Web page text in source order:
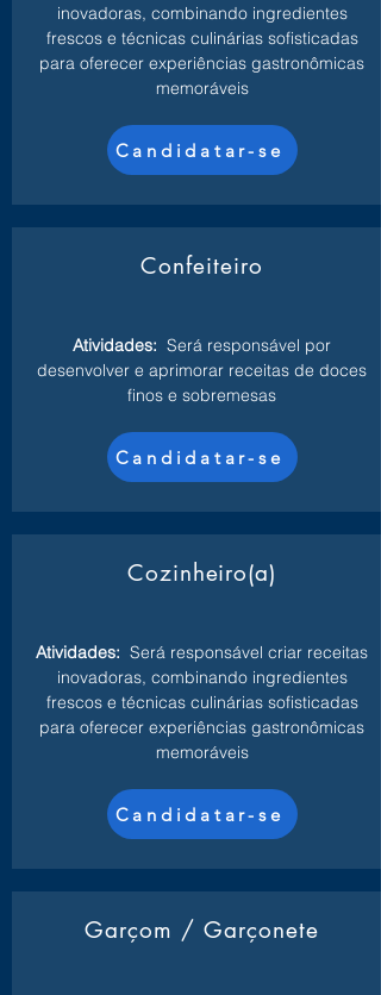
inovadoras, combinando ingredientes
frescos e técnicas culinárias sofisticadas
para oferecer experiências gastronômicas
memoráveis
Candidatar-se
Confeiteiro
Atividades: Será responsável por
desenvolver e aprimorar receitas de doces
finos e sobremesas
Candidatar-se
Cozinheiro(a)
Atividades: Será responsável criar receitas
inovadoras, combinando ingredientes
frescos e técnicas culinárias sofisticadas
para oferecer experiências gastronômicas
memoráveis
Candidatar-se
Garçom / Garçonete